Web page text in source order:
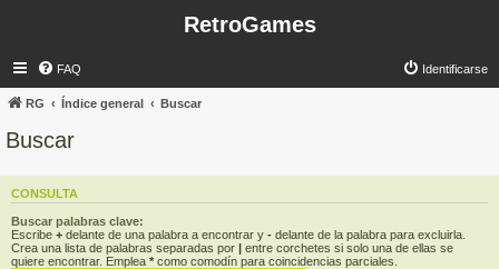
RetroGames
FAQ Identificarse
RG Índice general Buscar
Buscar
CONSULTA
Buscar palabras clave:
Escribe + delante de una palabra a encontrar y - delante de la palabra para excluirla.
Crea una lista de palabras separadas por | entre corchetes si solo una de ellas se
quiere encontrar. Emplea * como comodín para coincidencias parciales.